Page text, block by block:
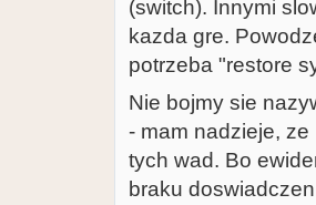
(switch). Innymi
kazda gre.
potrzeba "restore
Nie bojmy sie
- mam nadzieje,
tych wad. Bo
braku